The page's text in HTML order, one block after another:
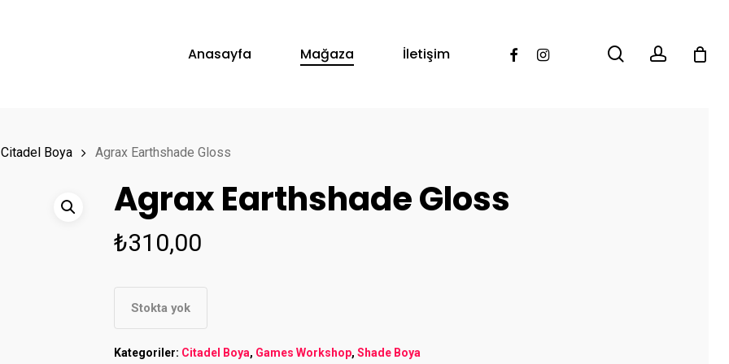
Anasayfa Mağaza İletişim FacebookInstagram searchaccount
Citadel Boya Agrax Earthshade Gloss
Agrax Earthshade Gloss
₺310,00
Stokta yok
Kategoriler: Citadel Boya, Games Workshop,Shade Boya